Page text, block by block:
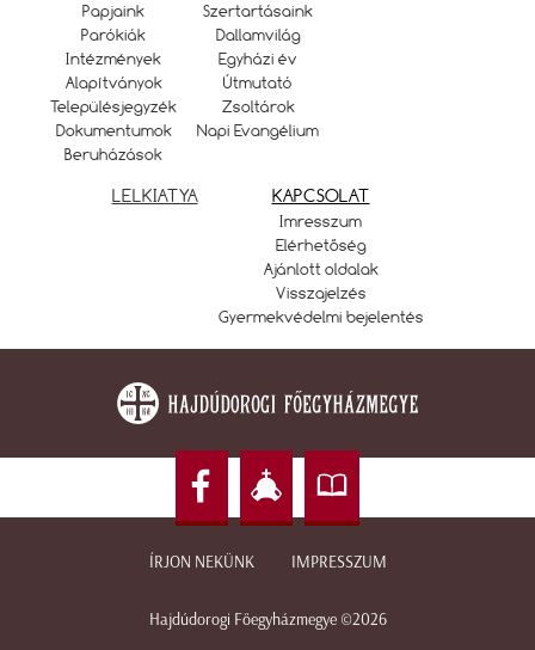
Papjaink
Parókiák
Intézmények
Alapítványok
Településjegyzék
Dokumentumok
Beruházások
Szertartásaink
Dallamvilág
Egyházi év
Útmutató
Zsoltárok
Napi Evangélium
LELKIATYA KAPCSOLAT
Imresszum
Elérhetőség
Ajánlott oldalak
Visszajelzés
Gyermekvédelmi bejelentés
ÍRJON NEKÜNK IMPRESSZUM
Hajdúdorogi Főegyházmegye ©2026